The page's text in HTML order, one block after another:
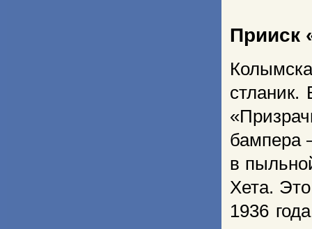
Прииск
стланик.
бампера
в
Хета.
1936